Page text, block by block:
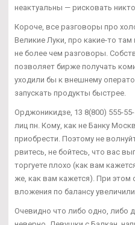
неактуальны — рисковать никто
Короче, все разговоры про
Великие Луки, про какие-то
не более чем разговоры.
позволяет бирже получать
уходили бы к внешнему
запускать продукты быстрее.
Орджоникидзе, 13 8(800) 555-
лиц пн. Кому, как не Банку
приобрести. Поэтому не
рвитесь, не бойтесь, что вас
торгуете плохо (как вам
же, как вам кажется). При
вложения по балансу
Очевидно что либо одно, либо